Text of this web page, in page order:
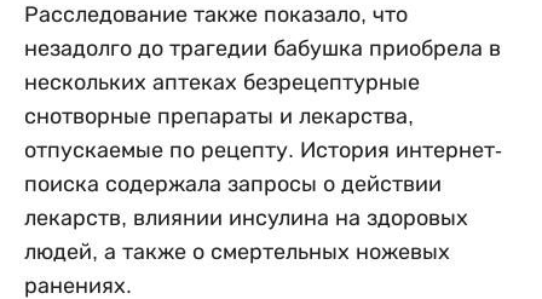
Расследование также показало, что
незадолго до трагедии бабушка приобрела в
нескольких аптеках безрецептурные
снотворные препараты и лекарства,
отпускаемые по рецепту. История интернет-
поиска содержала запросы о действии
лекарств, влиянии инсулина на здоровых
людей, а также о смертельных ножевых
ранениях.